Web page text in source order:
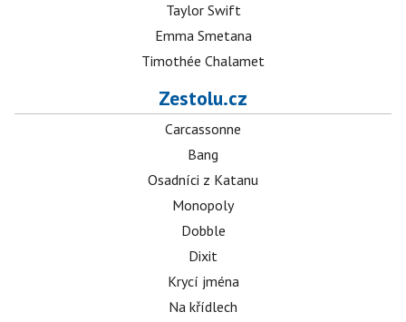
Taylor Swift
Emma Smetana
Timothée Chalamet
Zestolu.cz
Carcassonne
Bang
Osadníci z Katanu
Monopoly
Dobble
Dixit
Krycí jména
Na křídlech